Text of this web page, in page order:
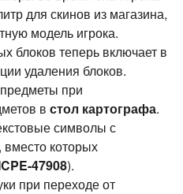
для скинов из магазина,
модель игрока.
блоков теперь включает в
удаления блоков.
при
в стол картографа.
символы с
вместо которых
47908).
при переходе от